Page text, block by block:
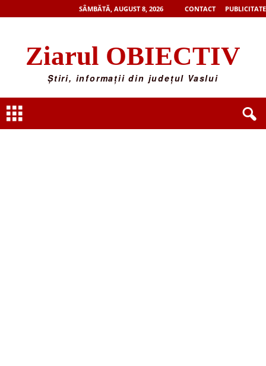
SÂMBĂTĂ, AUGUST 8, 2026 CONTACT PUBLICITATE
Ziarul OBIECTIV
Știri, informații din județul Vaslui